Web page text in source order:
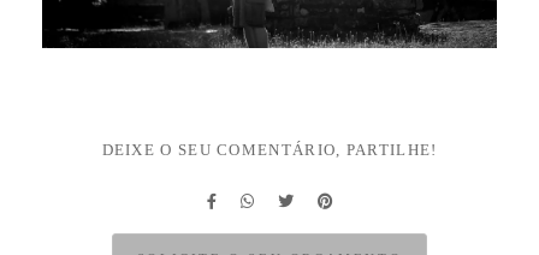
DEIXE O SEU COMENTÁRIO, PARTILHE!